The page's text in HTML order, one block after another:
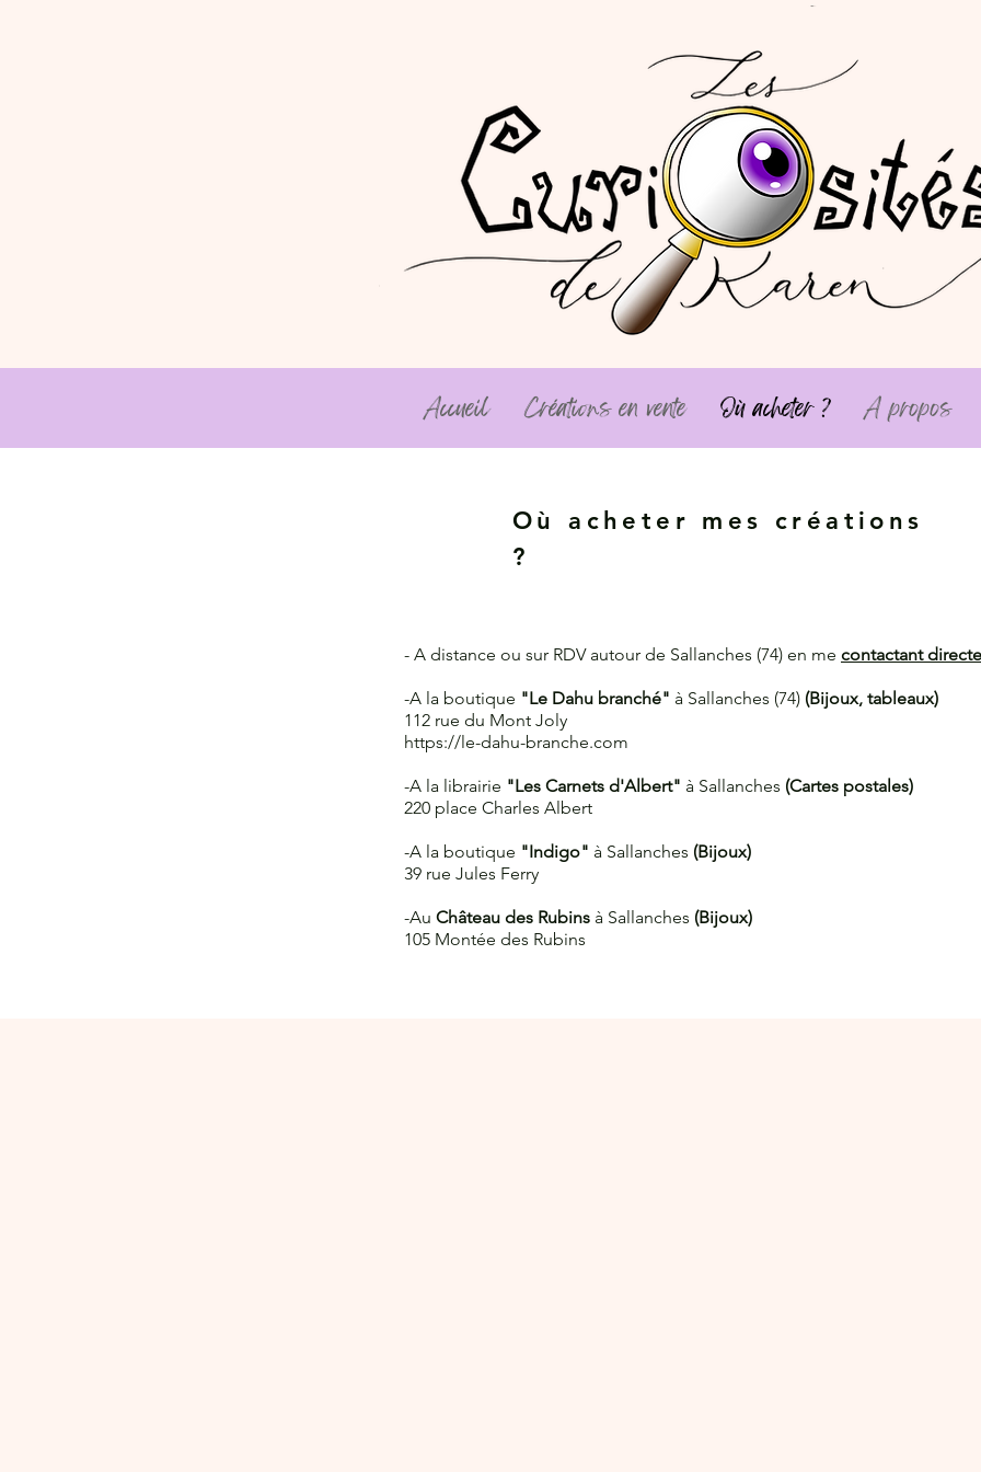
Accueil Créations en vente Où acheter ? A propos
Où acheter mes créations
?
- A distance ou sur RDV autour de Sallanches (74) en me contactant
-A la boutique "Le Dahu branché" à Sallanches (74) (Bijoux, tableaux)
112 rue du Mont Joly
https://le-dahu-branche.com
-A la librairie "Les Carnets d'Albert" à Sallanches (Cartes postales)
220 place Charles Albert
-A la boutique "Indigo" à Sallanches (Bijoux)
39 rue Jules Ferry
-Au Château des Rubins à Sallanches (Bijoux)
105 Montée des Rubins